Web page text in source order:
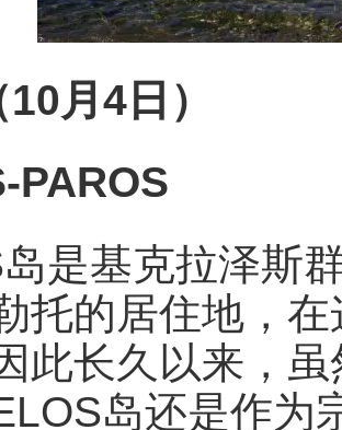
月4日）
PAROS
是基克拉泽斯
托的居住地，
此长久以来，
岛还是作为